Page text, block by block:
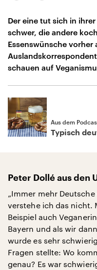
Der eine tut sich in
schwer, die andere
Essenswünsche vorher
schauen auf
Aus dem
Typisch
Peter Dollé aus den
„Immer mehr
verstehe ich das nicht.
Beispiel auch
Bayern und als wir
wurde es sehr
Fragen stellte: Wo
genau? Es war